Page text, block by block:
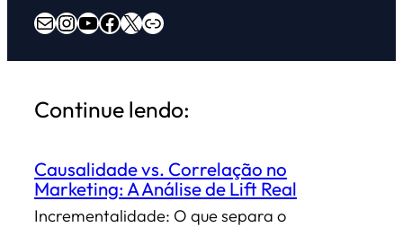
E-mail InstagramYoutube Facebook X Overdrive Marketing
Continue lendo:
Causalidade vs. Correlação no
Marketing: A Análise de Lift Real
Incrementalidade: O que separa o